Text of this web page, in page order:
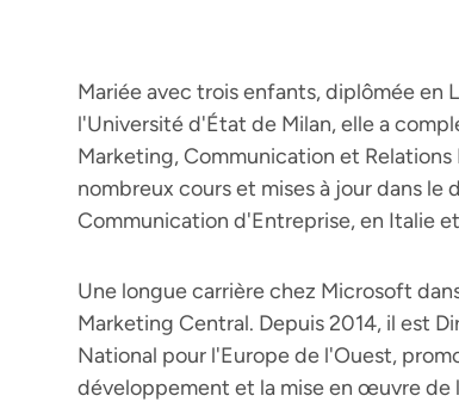
Mariée avec trois enfants, diplômée en
l'Université d'État de Milan, elle a
Marketing, Communication et Relations
nombreux cours et mises à jour dans le
Communication d'Entreprise, en Italie
Une longue carrière chez Microsoft
Marketing Central. Depuis 2014, il est
National pour l'Europe de l'Ouest,
développement et la mise en œuvre de